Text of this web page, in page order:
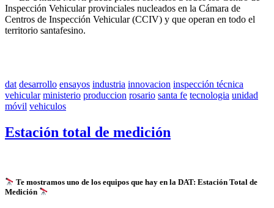
Inspección Vehicular provinciales nucleados en la Cámara de
Centros de Inspección Vehicular (CCIV) y que operan en todo el
territorio santafesino.
dat desarrollo ensayos industria innovacion inspección técnica
vehicular ministerio produccion rosario santa fe tecnologia unidad
móvil vehiculos
Estación total de medición
Te mostramos uno de los equipos que hay en la DAT: Estación Total de
Medición